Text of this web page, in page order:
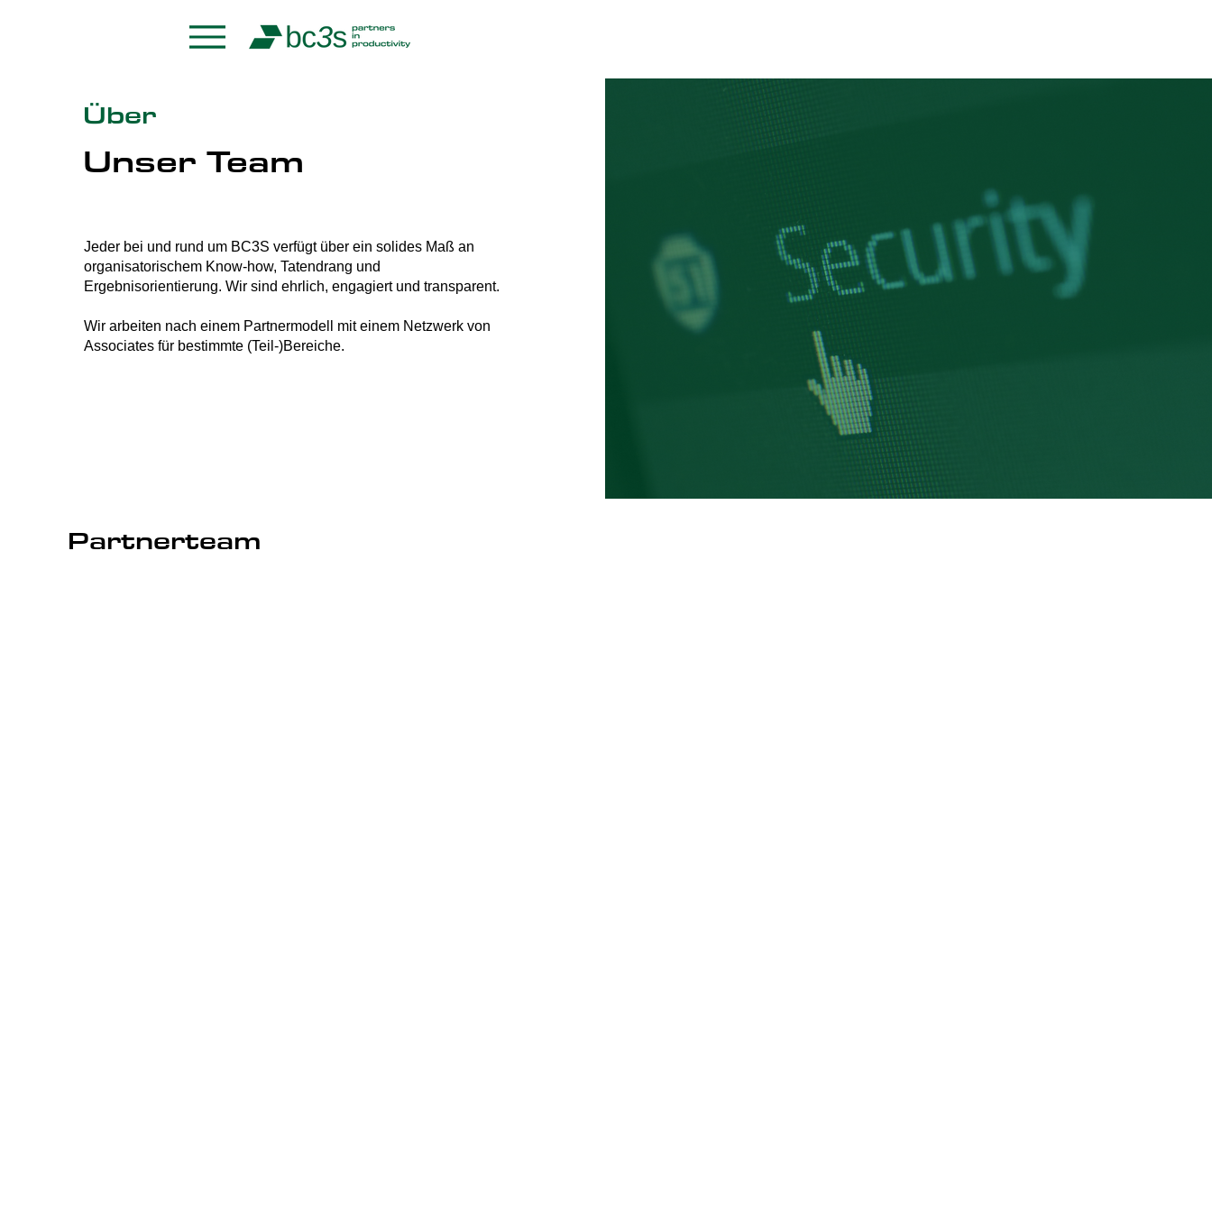
Über
Unser Team
Jeder bei und rund um BC3S verfügt über ein solides Maß an
organisatorischem Know-how, Tatendrang und
Ergebnisorientierung. Wir sind ehrlich, engagiert und transparent.
Wir arbeiten nach einem Partnermodell mit einem Netzwerk von
Associates für bestimmte (Teil-)Bereiche.
Partnerteam